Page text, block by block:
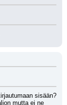
sisään?
mutta ei ne